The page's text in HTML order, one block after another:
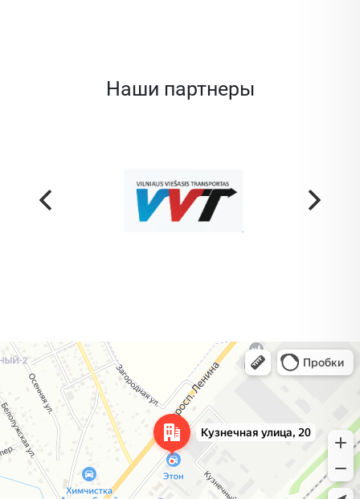
Наши партнеры
Жодино
Кузнечная улица, 20 — Яндекс Карты